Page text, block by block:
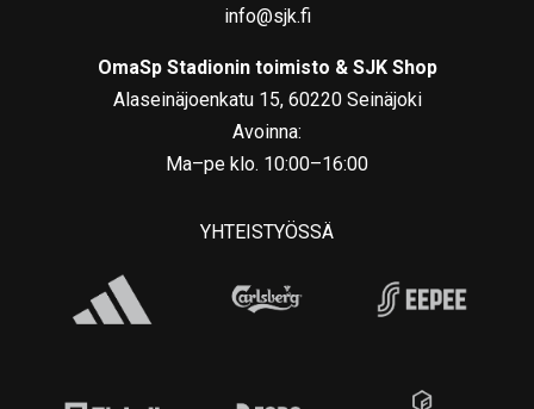
info@sjk.fi
OmaSp Stadionin toimisto & SJK Shop
Alaseinäjoenkatu 15, 60220 Seinäjoki
Avoinna:
Ma–pe klo. 10:00–16:00
YHTEISTYÖSSÄ